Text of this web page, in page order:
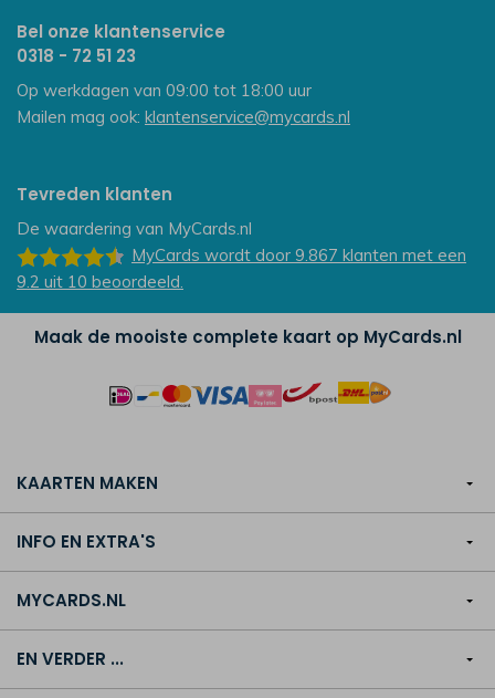
Bel onze klantenservice
0318 - 72 51 23
Op werkdagen van 09:00 tot 18:00 uur
Mailen mag ook: klantenservice@mycards.nl
Tevreden klanten
De waardering van MyCards.nl
MyCards wordt door 9.867 klanten met een
9.2 uit 10 beoordeeld.
Maak de mooiste complete kaart op MyCards.nl
KAARTEN MAKEN
INFO EN EXTRA'S
MYCARDS.NL
EN VERDER ...